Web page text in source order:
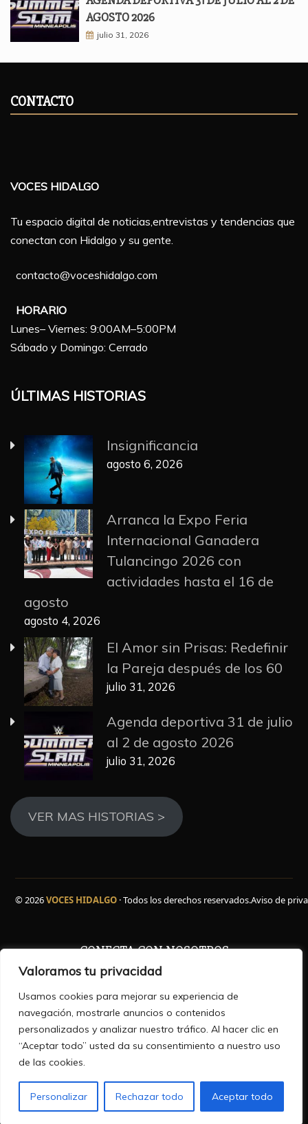
Valoramos tu privacidad
Usamos cookies para mejorar su experiencia de
navegación, mostrarle anuncios o contenidos
personalizados y analizar nuestro tráfico. Al hacer clic en
“Aceptar todo” usted da su consentimiento a nuestro uso
de las cookies.
Personalizar Rechazar todo Aceptar todo
AGOSTO 2026
julio 31, 2026
CONTACTO
VOCES HIDALGO
Tu espacio digital de noticias,entrevistas y tendencias que
conectan con Hidalgo y su gente.
contacto@voceshidalgo.com
HORARIO
Lunes– Viernes: 9:00AM–5:00PM
Sábado y Domingo: Cerrado
ÚLTIMAS HISTORIAS
Insignificancia
agosto 6, 2026
Arranca la Expo Feria
Internacional Ganadera
Tulancingo 2026 con
actividades hasta el 16 de
agosto
agosto 4, 2026
El Amor sin Prisas: Redefinir
la Pareja después de los 60
julio 31, 2026
Agenda deportiva 31 de julio
al 2 de agosto 2026
julio 31, 2026
VER MAS HISTORIAS >
© 2026VOCES HIDALGO · Todos los derechos reservados.Aviso de
CONECTA CON NOSOTROS
Facebook
WhatsApp
Instagram
YouTube
TikTok
X
HISTORIAS QUE INFORMAN ,VOCES QUE INSPIRAN